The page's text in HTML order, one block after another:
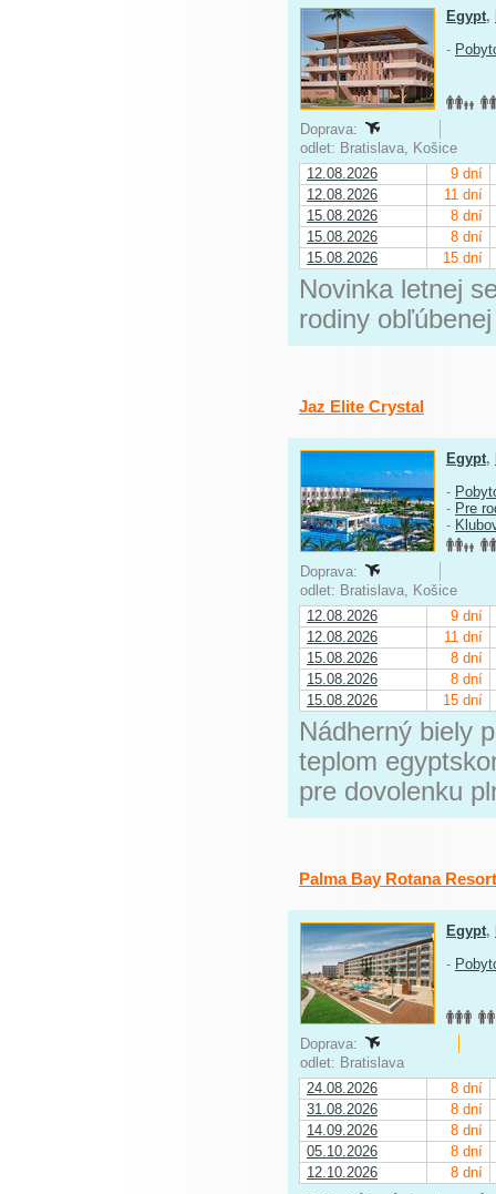
Egypt,
-
Doprava:
odlet: Bratislava, Košice
12.08.2026
9 dní
12.08.2026
11 dní
15.08.2026
8 dní
15.08.2026
8 dní
15.08.2026
15 dní
Novinka letnej
rodiny
Jaz Elite Crystal
Egypt,
-
- Pre
-
Doprava:
odlet: Bratislava, Košice
12.08.2026
9 dní
12.08.2026
11 dní
15.08.2026
8 dní
15.08.2026
8 dní
15.08.2026
15 dní
Nádherný biely
teplom
pre dovolenku
Palma Bay Rotana Resort
Egypt,
-
Doprava:
odlet: Bratislava
24.08.2026
8 dní
31.08.2026
8 dní
14.09.2026
8 dní
05.10.2026
8 dní
12.10.2026
8 dní